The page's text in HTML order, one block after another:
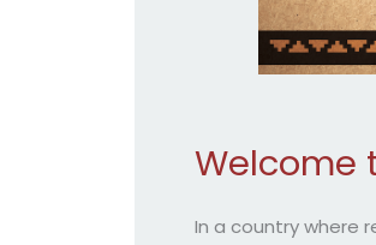
Welcome
In a country where